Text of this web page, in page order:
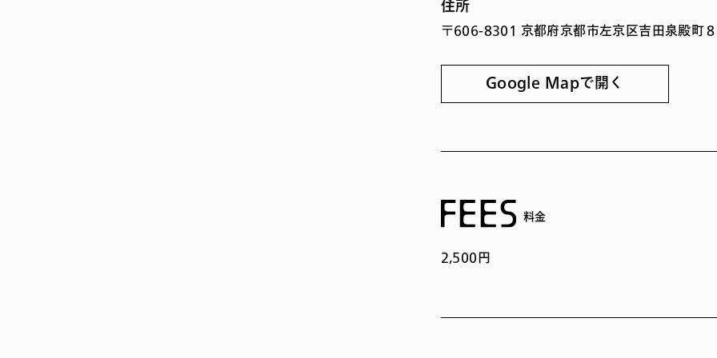
住所
〒606-8301 京都府京都市左京区吉田泉殿町８
Google Mapで開く
料金
2,500円